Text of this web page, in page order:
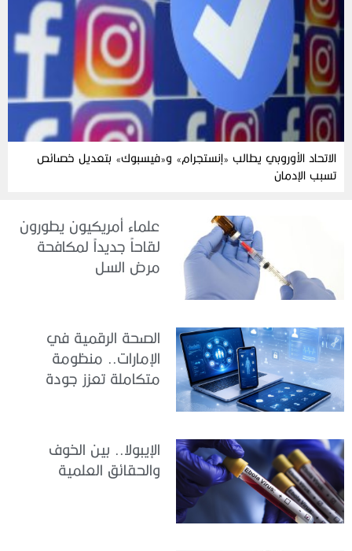
الاتحاد الأوروبي يطالب «إنستجرام» و«فيسبوك» بتعديل خصائص
تسبب الإدمان
علماء أمريكيون يطورون
لقاحاً جديداً لمكافحة
مرض السل
الصحة الرقمية في
الإمارات.. منظومة
متكاملة تعزز جودة
الإيبولا.. بين الخوف
والحقائق العلمية